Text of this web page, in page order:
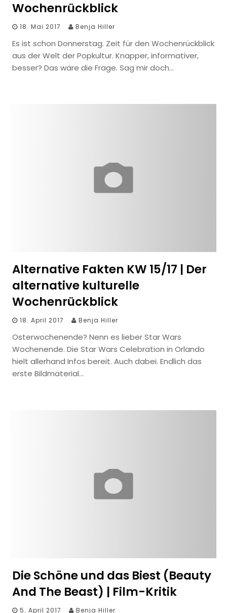
Wochenrückblick
18. Mai 2017 Benja Hiller
Es ist schon Donnerstag. Zeit für den Wochenrückblick
aus der Welt der Popkultur. Knapper, informativer,
besser? Das wäre die Frage. Sag mir doch…
Alternative Fakten KW 15/17 | Der
alternative kulturelle
Wochenrückblick
18. April 2017 Benja Hiller
Osterwochenende? Nenn es lieber Star Wars
Wochenende. Die Star Wars Celebration in Orlando
hielt allerhand Infos bereit. Auch dabei. Endlich das
erste Bildmaterial…
Die Schöne und das Biest (Beauty
And The Beast) | Film-Kritik
5. April 2017 Benja Hiller